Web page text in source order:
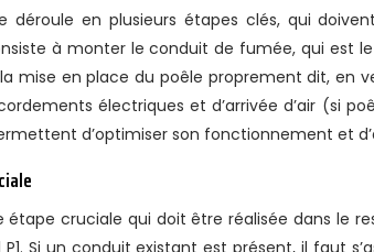
déroule en plusieurs étapes clés, qui
à monter le conduit de fumée, qui est
mise en place du poêle proprement dit, en
électriques et d’arrivée d’air (si
d’optimiser son fonctionnement et
cruciale qui doit être réalisée dans le